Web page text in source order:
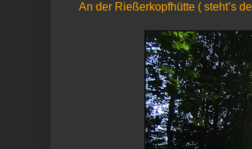
An der Rießerkopfhütte ( steht’s